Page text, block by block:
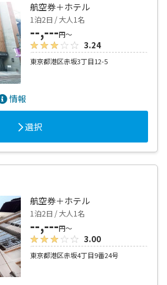
航空券＋ホテル
1泊2日 / 大人1名
--,---円～
3.24
東京都港区赤坂3丁目12-5
情報
選択
航空券＋ホテル
1泊2日 / 大人1名
--,---円～
3.00
東京都港区赤坂4丁目9番24号